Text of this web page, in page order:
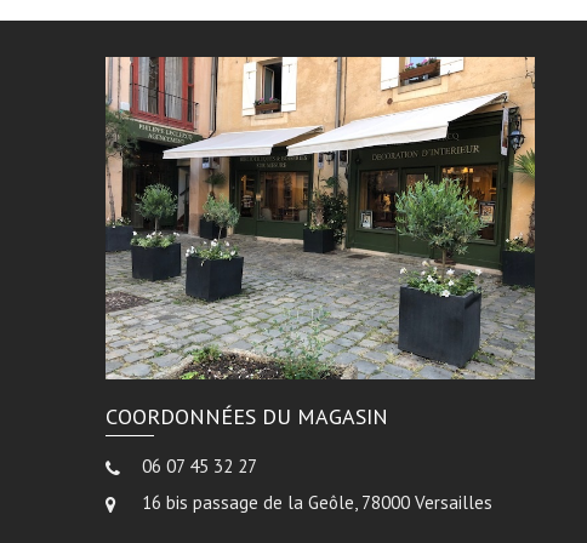
COORDONNÉES DU MAGASIN
06 07 45 32 27
16 bis passage de la Geôle, 78000 Versailles